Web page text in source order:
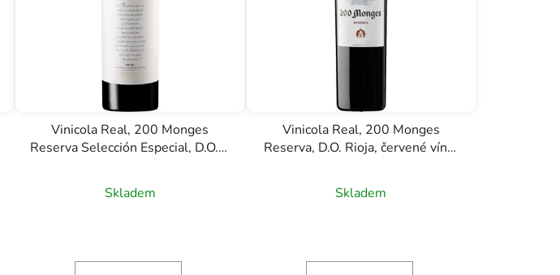
Vinicola Real, 200 Monges
Reserva Selección Especial, D.O.C.
Skladem
Vinicola Real, 200 Monges
Reserva, D.O. Rioja, červené víno,
Skladem